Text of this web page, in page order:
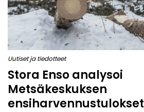
Uutiset ja tiedotteet
Stora Enso analysoi
Metsäkeskuksen
ensiharvennustulokset